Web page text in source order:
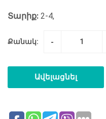
Տարիք: 2-4,
Քանակ: -
Ավելացնել